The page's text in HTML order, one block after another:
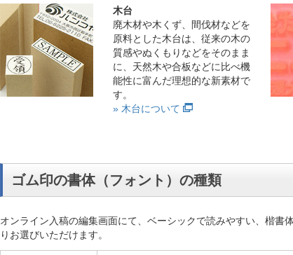
木台
廃木材や木くず、間伐材などを
原料とした木台は、従来の木の
質感やぬくもりなどをそのまま
に、天然木や合板などに比べ機
能性に富んだ理想的な新素材で
す。
» 木台について
ゴム印の書体（フォント）の種類
オンライン入稿の編集画面にて、ベーシックで読みやすい、楷書
りお選びいただけます。